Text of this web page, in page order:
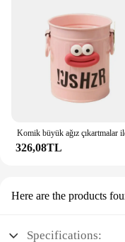
326,08TL
Here are the products
Specifications: